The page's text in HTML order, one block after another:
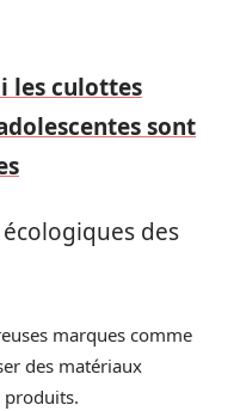
les culottes
sont
des
marques comme
des matériaux
produits.